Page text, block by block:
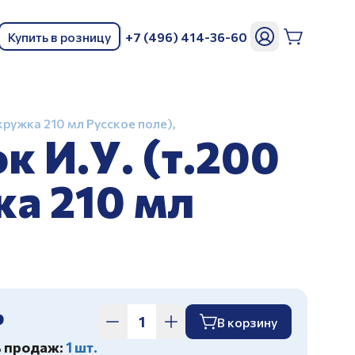
Купить в розницу +7 (496) 414-36-60
210 мл Русское поле),
И.У. (т.200
210 мл
В корзину
продаж:1 шт.